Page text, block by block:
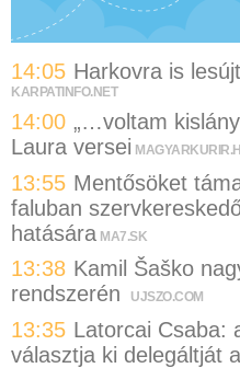
14:05 Harkovra is
KARPATINFO.NET
14:00 „…voltam
Laura versei
13:55 Mentősöket
faluban
hatására MA7.SK
13:38 Kamil Šaško
rendszerén
UJSZO.COM
13:35 Latorcai Csaba:
választja ki delegáltját